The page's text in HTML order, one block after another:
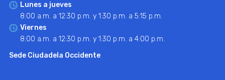
Lunes a jueves
8:00 a.m. a 12:30 p.m. y 1:30 p.m. a 5:15 p.m.
Viernes
8:00 a.m. a 12:30 p.m. y 1:30 p.m. a 4:00 p.m.
Sede Ciudadela Occidente